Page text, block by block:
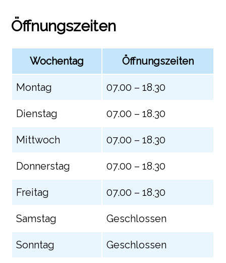
Öffnungszeiten
Wochentag Öffnungszeiten
Montag 07.00 – 18.30
Dienstag 07.00 – 18.30
Mittwoch 07.00 – 18.30
Donnerstag 07.00 – 18.30
Freitag 07.00 – 18.30
Samstag Geschlossen
Sonntag Geschlossen